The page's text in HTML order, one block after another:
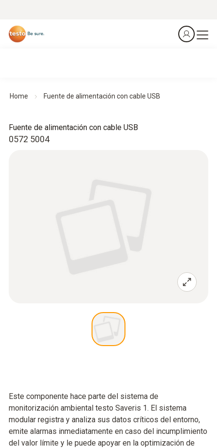
Home Fuente de alimentación con cable USB
0572 5004
Fuente de alimentación con cable USB
Este componente hace parte del sistema de
monitorización ambiental testo Saveris 1. El sistema
modular registra y analiza sus datos críticos del entorno,
emite alarmas inmediatamente en caso del incumplimiento
del valor límite y le puede apoyar en la optimización de